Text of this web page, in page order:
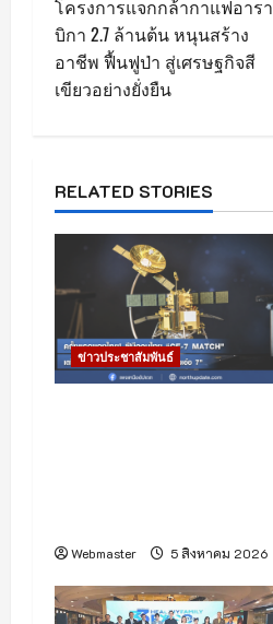
a
v
g
a
t
i
o
โครงการแจกกล้ากาแฟอารา
บิกา 2.7 ล้านต้น หนุนสร้าง
อาชีพ ฟื้นฟูป่า สู่เศรษฐกิจสี
เขียวอย่างยั่งยืน
RELATED STORIES
ข่าวประชาสัมพันธ์
Webmaster 5 สิงหาคม 2026